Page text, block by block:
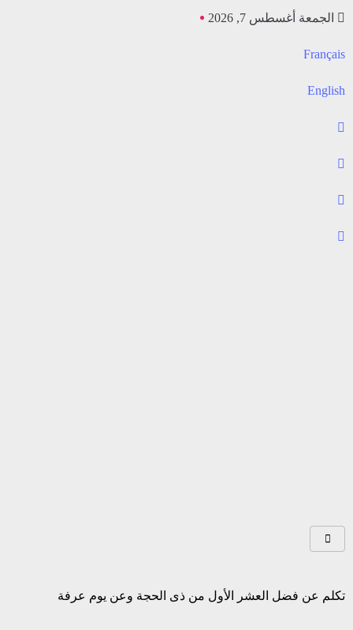
الجمعة أغسطس 7, 2026
Français
English
تكلم عن فضل العشر الأول من ذى الحجة وعن يوم عرفة